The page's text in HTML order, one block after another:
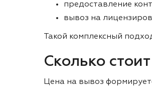
предоставление
вывоз на
Такой комплексный
Сколько
Цена на вывоз